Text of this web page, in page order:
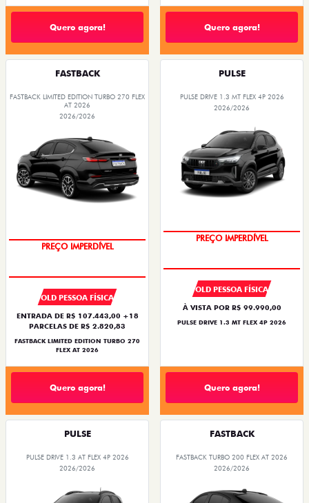
Quero agora! Quero agora!
FASTBACK
FASTBACK LIMITED EDITION TURBO 270 FLEX
AT 2026
2026/2026
PREÇO IMPERDÍVEL
OLD PESSOA FÍSICA
ENTRADA DE R$ 107.443,00 +18
PARCELAS DE R$ 2.820,83
FASTBACK LIMITED EDITION TURBO 270
FLEX AT 2026
Quero agora!
PULSE
PULSE DRIVE 1.3 MT FLEX 4P 2026
2026/2026
PREÇO IMPERDÍVEL
OLD PESSOA FÍSICA
À VISTA POR R$ 99.990,00
PULSE DRIVE 1.3 MT FLEX 4P 2026
Quero agora!
PULSE
PULSE DRIVE 1.3 AT FLEX 4P 2026
2026/2026
FASTBACK
FASTBACK TURBO 200 FLEX AT 2026
2026/2026